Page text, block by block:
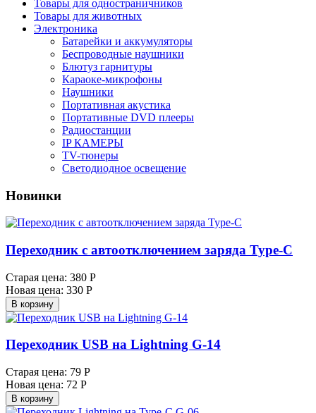
Товары для одностраничников
Товары для животных
Электроника
Батарейки и аккумуляторы
Беспроводные наушники
Блютуз гарнитуры
Караоке-микрофоны
Наушники
Портативная акустика
Портативные DVD плееры
Радиостанции
IP КАМЕРЫ
TV-тюнеры
Светодиодное освещение
Новинки
Переходник с автоотключением заряда Type-C
Старая цена: 380 Р
Новая цена: 330 Р
В корзину
Переходник USB на Lightning G-14
Старая цена: 79 Р
Новая цена: 72 Р
В корзину